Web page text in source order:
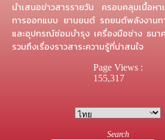
นำเสนอข่าวสารรายวัน ครอบคลุมเนื้อหา
การออกแบบ ยานยนต์ รถยนต์พลังงาน
และอุปกรณ์ซ่อมบำรุง เครื่องมือช่าง ธนา
รวมถึงเรื่องราวสาระความรู้ที่น่าสนใจ
Page Views :
155,317
Search